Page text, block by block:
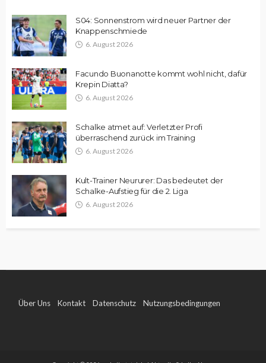
S04: Sonnenstrom wird neuer Partner der
Knappenschmiede
6. August 2026
Facundo Buonanotte kommt wohl nicht, dafür
Krepin Diatta?
6. August 2026
Schalke atmet auf: Verletzter Profi
überraschend zurück im Training
6. August 2026
Kult-Trainer Neururer: Das bedeutet der
Schalke-Aufstieg für die 2. Liga
6. August 2026
Über Uns Kontakt Datenschutz Nutzungsbedingungen